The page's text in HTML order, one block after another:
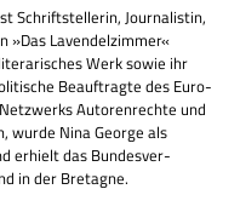
Schrift­stel­le­rin, Jour­na­li­stin,
»Das Laven­del­zim­mer«
Werk sowie ihr
Beauf­tragte des Euro­
Autoren­rechte und
wurde Nina George als
erhielt das Bun­des­ver­
in der Bretagne.